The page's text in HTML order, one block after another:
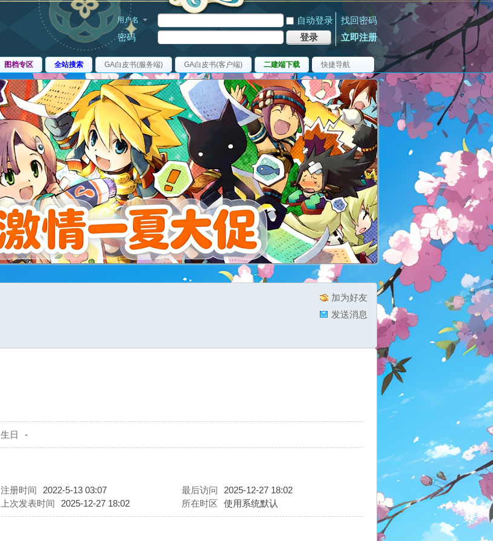
用户名 自动登录
找回密码
密码
登录 立即注册
图档专区 全站搜索 GA白皮书(服务端) GA白皮书(客户端) 二建端下载 快捷导航
加为好友
发送消息
生日 -
注册时间 2022-5-13 03:07 最后访问
2025-12-27 18:02
上次发表时间 2025-12-27 18:02 所在时区 使用系统默认